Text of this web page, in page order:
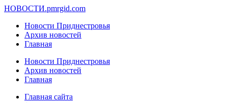
НОВОСТИ.pmrgid.com
Новости Приднестровья
Архив новостей
Главная
Новости Приднестровья
Архив новостей
Главная
Главная сайта